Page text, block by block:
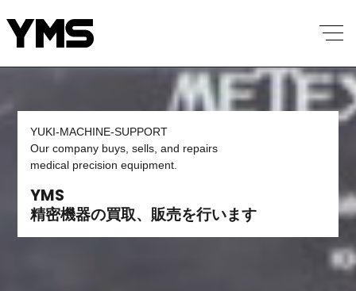
YUKI-MACHINE-SUPPORT
Our company buys, sells, and repairs
medical precision equipment.
YMS
精密機器の買取、販売を行います